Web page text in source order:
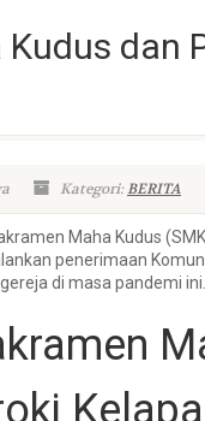
dan
Kategori:BERITA
Maha Kudus
penerimaan
di masa pandemi ini.